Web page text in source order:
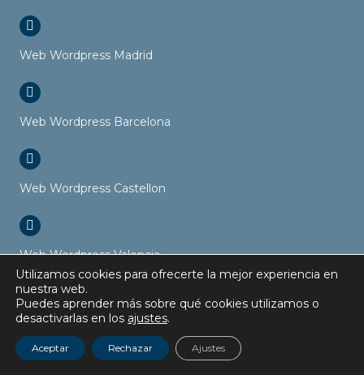
Web Wordpress Madrid
Web Wordpress Barcelona
Web Wordpress Castellon
Web Wordpress Valencia
Web Wordpress Sevilla
Utilizamos cookies para ofrecerte la mejor experiencia en
nuestra web.
Puedes aprender más sobre qué cookies utilizamos o
desactivarlas en los ajustes.
Aceptar Rechazar Ajustes